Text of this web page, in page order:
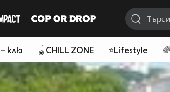
клю 🪀CHILL ZONE ⭐Lifestyle